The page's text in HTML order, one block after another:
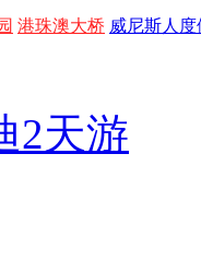
港珠澳大桥 威尼斯人度
2天游